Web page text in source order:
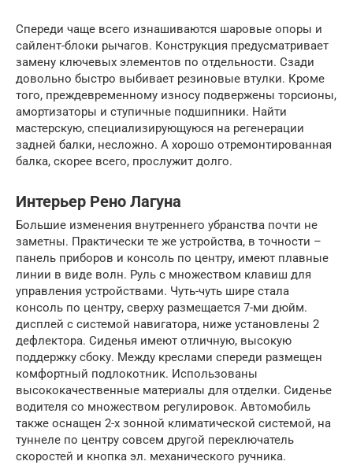
Спереди чаще всего изнашиваются шаровые опоры и
сайлент-блоки рычагов. Конструкция предусматривает
замену ключевых элементов по отдельности. Сзади
довольно быстро выбивает резиновые втулки. Кроме
того, преждевременному износу подвержены торсионы,
амортизаторы и ступичные подшипники. Найти
мастерскую, специализирующуюся на регенерации
задней балки, несложно. А хорошо отремонтированная
балка, скорее всего, прослужит долго.
Интерьер Рено Лагуна
Большие изменения внутреннего убранства почти не
заметны. Практически те же устройства, в точности –
панель приборов и консоль по центру, имеют плавные
линии в виде волн. Руль с множеством клавиш для
управления устройствами. Чуть-чуть шире стала
консоль по центру, сверху размещается 7-ми дюйм.
дисплей с системой навигатора, ниже установлены 2
дефлектора. Сиденья имеют отличную, высокую
поддержку сбоку. Между креслами спереди размещен
комфортный подлокотник. Использованы
высококачественные материалы для отделки. Сиденье
водителя со множеством регулировок. Автомобиль
также оснащен 2-х зонной климатической системой, на
туннеле по центру совсем другой переключатель
скоростей и кнопка эл. механического ручника.